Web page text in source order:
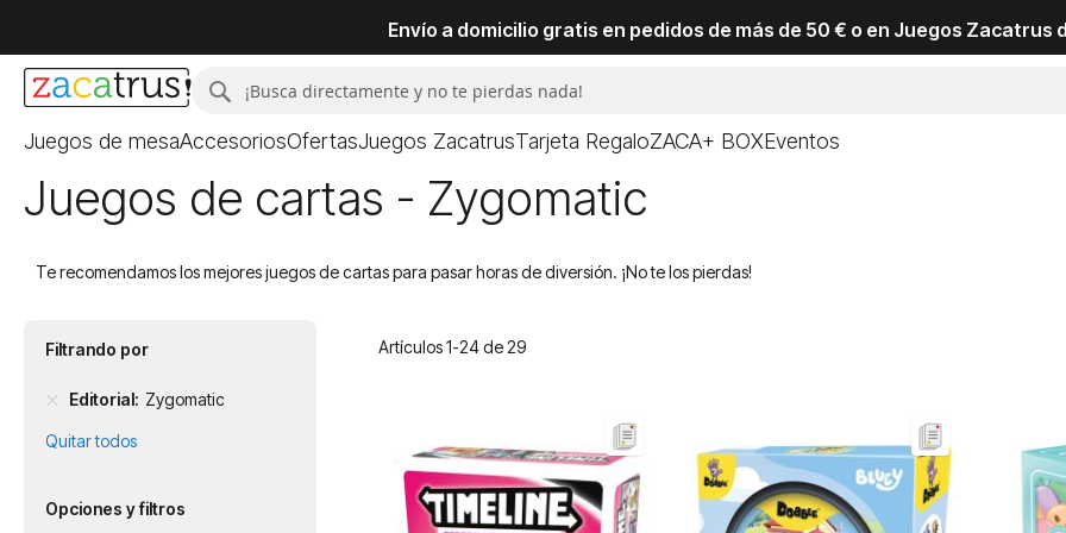
Envío a domicilio gratis en pedidos de más de 50 € o en Juegos Zacatrus
Buscar
Juegos de mesaAccesoriosOfertasJuegos ZacatrusTarjeta RegaloZACA+ BOXEventos
Juegos de cartas - Zygomatic
Te recomendamos los mejores juegos de cartas para pasar horas de diversión. ¡No te los pierdas!
Artículos1-24de 29
Filtrando por
Editorial Zygomatic
Quitar todos
Opciones y filtros